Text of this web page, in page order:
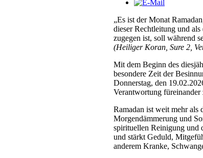
„Es ist der Monat
dieser Rechtleitung und
zugegen ist, soll während
(Heiliger Koran, Sure 2,
Mit dem Beginn des
besondere Zeit der
Donnerstag, den
Verantwortung füreinander
Ramadan ist weit mehr als
Morgendämmerung und
spirituellen Reinigung und
und stärkt Geduld,
anderem Kranke,